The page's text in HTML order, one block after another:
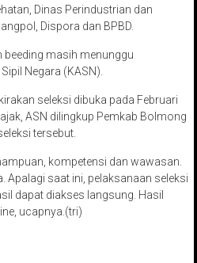
Dinas Perindustrian dan
Dispora dan BPBD.
beeding masih menunggu
Negara (KASN).
seleksi dibuka pada Februari
ASN dilingkup Pemkab Bolmong
tersebut.
kompetensi dan wawasan.
Apalagi saat ini, pelaksanaan seleksi
dapat diakses langsung. Hasil
ucapnya.(tri)